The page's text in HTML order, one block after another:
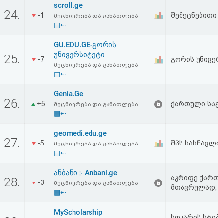
სალიცენზიო
შეთანხმება
პასუხისმგებლობის
უარყოფა
24. -1
scroll.ge
მეცნიერება და განათლება
▤⇠
25. -7
GU.EDU.GE-გორის
უნივერსიტეტი
მეცნიერება და განათლება
▤⇠
გორის
26. +5
Genia.Ge
მეცნიერება და განათლება
▤⇠
ქართული
27. -5
geomedi.edu.ge
მეცნიერება და განათლება
▤⇠
შპს
28. -3
ანბანი ჻ Anbani.ge
მეცნიერება და განათლება
▤⇠
აკრიფე
მთავრულად,
MyScholarship